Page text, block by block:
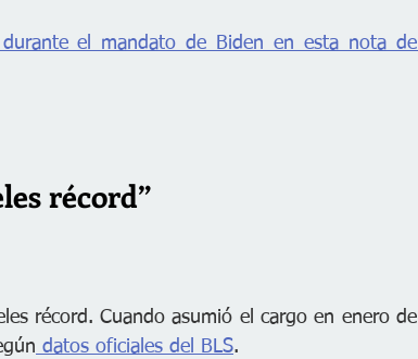
récord”
récord. Cuando asumió el cargo en enero de
datos oficiales del BLS.